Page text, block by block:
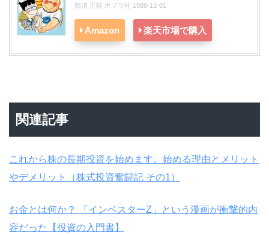
那須 正幹 ポプラ社 1988-11-01
Amazon 楽天市場で購入
関連記事
これから株の長期投資を始めます。始める理由とメリット
やデメリット（株式投資奮闘記 その1）
お金とは何か？ 「インベスターZ」という漫画が衝撃的内
容だった【投資の入門書】